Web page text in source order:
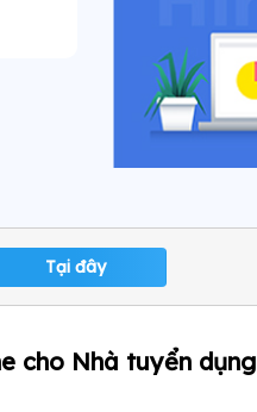
Tại đây
cho Nhà tuyển dụng